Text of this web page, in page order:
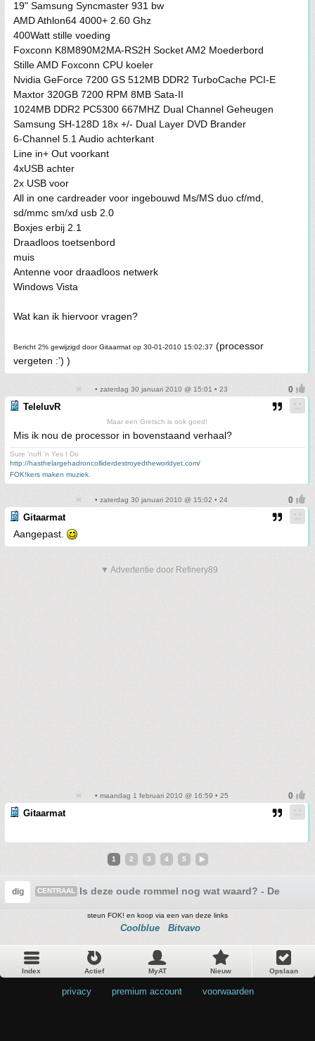
19" Samsung Syncmaster 931 bw
AMD Athlon64 4000+ 2.60 Ghz
400Watt stille voeding
Foxconn K8M890M2MA-RS2H Socket AM2 Moederbord
Stille AMD Foxconn CPU koeler
Nvidia GeForce 7200 GS 512MB DDR2 TurboCache PCI-E
Maxtor 320GB 7200 RPM 8MB Sata-II
1024MB DDR2 PC5300 667MHZ Dual Channel Geheugen
Samsung SH-128D 18x +/- Dual Layer DVD Brander
6-Channel 5.1 Audio achterkant
Line in+ Out voorkant
4xUSB achter
2x USB voor
All in one cardreader voor ingebouwd Ms/MS duo cf/md,
sd/mmc sm/xd usb 2.0
Boxjes erbij 2.1
Draadloos toetsenbord
muis
Antenne voor draadloos netwerk
Windows Vista
Wat kan ik hiervoor vragen?
Bericht 2% gewijzigd door Gitaarmat op 30-01-2010 15:02:37 (processor
vergeten :') )
• zaterdag 30 januari 2010 @ 15:01 • 23
TeleluvR
Maar een Gretsch is ook goed!
Mis ik nou de processor in bovenstaand verhaal?
Sure 'nuff 'n Yes I Do
http://hasthelargehadroncolliderdestroyedtheworldyet.com/
FOK!kers maken muziek.
• zaterdag 30 januari 2010 @ 15:02 • 24
Gitaarmat
Aangepast.
▼ Advertentie door Refinery89
• maandag 1 februari 2010 @ 16:59 • 25
Gitaarmat
1 2 3 4 5
dig CENTRAAL Is deze oude rommel nog wat waard? - Deel 3
steun FOK! en koop via een van deze links
Coolblue Bitvavo
Index Actief MyAT Nieuw Opslaan
privacy premium account voorwaarden